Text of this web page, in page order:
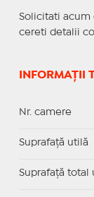
Solicitati acum
cereti detalii
INFORMAȚII
Nr. camere
Suprafaţă utilă
Suprafaţă total